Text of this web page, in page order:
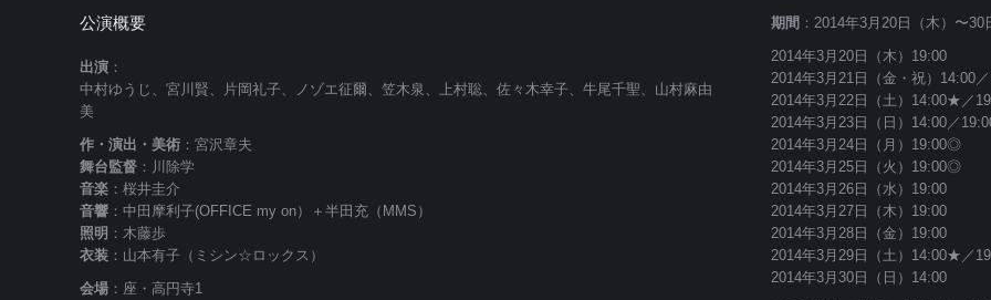
公演概要
出演 ：
中村ゆうじ、宮川賢、片岡礼子、ノゾエ征爾、笠木泉、上村聡、佐々木幸子、牛尾千聖、山村麻由
美
作・演出・美術 ：宮沢章夫
舞台監督 ：川除学
音楽 ：桜井圭介
音響 ：中田摩利子(OFFICE my on）＋半田充（MMS）
照明 ：木藤歩
衣装 ：山本有子（ミシン☆ロックス）
会場 ：座・高円寺1
期間 ：2014年3月20日（木）〜30
2014年3月20日（木）19:00
2014年3月21日（金・祝）14:00
2014年3月22日（土）14:00★／
2014年3月23日（日）14:00／
2014年3月24日（月）19:00◎
2014年3月25日（火）19:00◎
2014年3月26日（水）19:00
2014年3月27日（木）19:00
2014年3月28日（金）19:00
2014年3月29日（土）14:00★／
2014年3月30日（日）14:00